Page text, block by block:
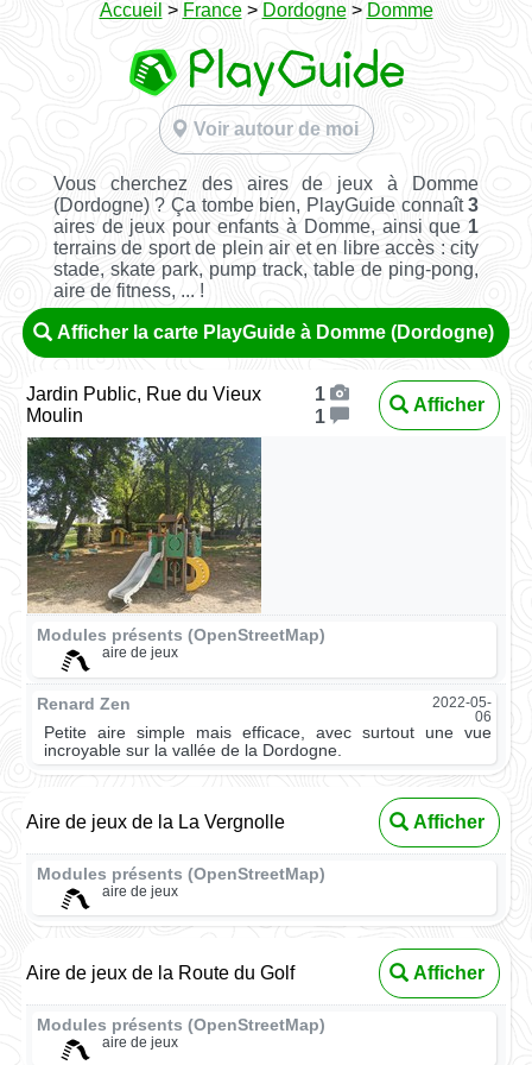
Accueil > France> Dordogne> Domme
Voir autour de moi
Vous cherchez des aires de jeux à Domme
(Dordogne) ? Ça tombe bien, PlayGuide connaît3
aires de jeux pour enfants à Domme, ainsi que 1
terrains de sport de plein air et en libre accès : city
stade, skate park, pump track, table de ping-pong,
aire de fitness, ... !
Afficher la carte PlayGuide à Domme (Dordogne)
Jardin Public, Rue du Vieux
Moulin
1
1
Afficher
Modules présents (OpenStreetMap)
aire de jeux
Renard Zen
2022-05-
06
Petite aire simple mais efficace, avec surtout une vue
incroyable sur la vallée de la Dordogne.
Aire de jeux de la La Vergnolle Afficher
Modules présents (OpenStreetMap)
aire de jeux
Aire de jeux de la Route du Golf Afficher
Modules présents (OpenStreetMap)
aire de jeux